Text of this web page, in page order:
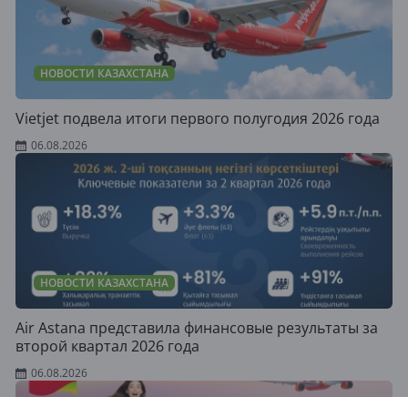
НОВОСТИ КАЗАХСТАНА
Vietjet подвела итоги первого полугодия 2026 года
06.08.2026
НОВОСТИ КАЗАХСТАНА
Air Astana представила финансовые результаты за
второй квартал 2026 года
06.08.2026